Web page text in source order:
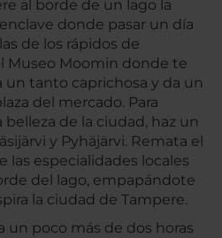
al borde de un lago la
donde pasar un día
de los rápidos de
Museo Moomin donde te
un tanto caprichosa y da un
del mercado. Para
de la ciudad, haz un
y Pyhäjärvi. Remata el
las especialidades locales
del lago, empapándote
la ciudad de Tampere.
un poco más de dos horas